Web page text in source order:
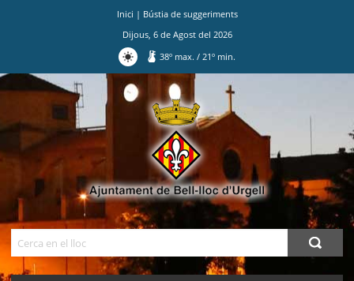
Inici | Bústia de suggeriments
Dijous, 6de Agostdel 2026
38º max./ 21º min.